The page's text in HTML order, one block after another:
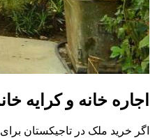
اجاره خانه و کرایه
اگر خرید ملک در تاجیکستان